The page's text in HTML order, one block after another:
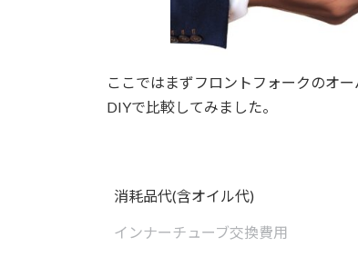
ここではまずフロントフォークのオ
DIYで比較してみました。
消耗品代(含オイル代)
インナーチューブ交換費用